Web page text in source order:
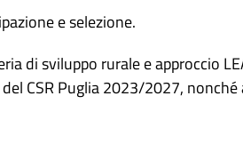
e selezione.
di sviluppo rurale e approccio
CSR Puglia 2023/2027, nonché